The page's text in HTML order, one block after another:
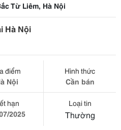
Từ Liêm, Hà Nội
Hà Nội
điểm
Nội
Hình thức
Cần bán
hạn
2025
Loại tin
Thường